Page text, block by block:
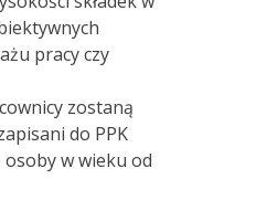
pracy czy
zostaną
do PPK
w wieku od